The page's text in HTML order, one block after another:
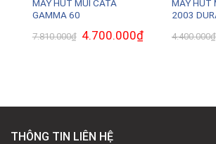
MÁY HÚT MÙI CATA
GAMMA 60
7.810.000₫ Giá
gốc
4.700.000₫Giá
hiện
MÁY HÚT
2003
4.400.000₫
THÔNG TIN LIÊN HỆ